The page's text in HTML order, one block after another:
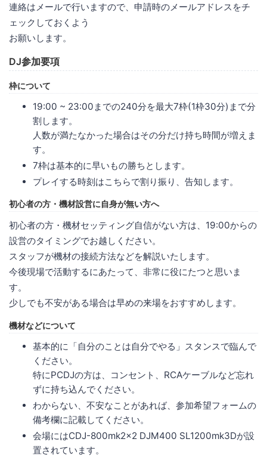
連絡はメールで行いますので、申請時のメールアドレスをチ
ェックしておくよう
お願いします。
DJ参加要項
枠について
19:00 ~ 23:00までの240分を最大7枠(1枠30分)まで分
割します。
人数が満たなかった場合はその分だけ持ち時間が増えま
す。
7枠は基本的に早いもの勝ちとします。
プレイする時刻はこちらで割り振り、告知します。
初心者の方・機材設営に自身が無い方へ
初心者の方・機材セッティング自信がない方は、19:00からの
設営のタイミングでお越しください。
スタッフが機材の接続方法などを解説いたします。
今後現場で活動するにあたって、非常に役にたつと思いま
す。
少しでも不安がある場合は早めの来場をおすすめします。
機材などについて
基本的に「自分のことは自分でやる」スタンスで臨んで
ください。
特にPCDJの方は、コンセント、RCAケーブルなど忘れ
ずに持ち込んでください。
わからない、不安なことがあれば、参加希望フォームの
備考欄に記載してください。
会場にはCDJ-800mk2×2 DJM400 SL1200mk3Dが設
置されています。